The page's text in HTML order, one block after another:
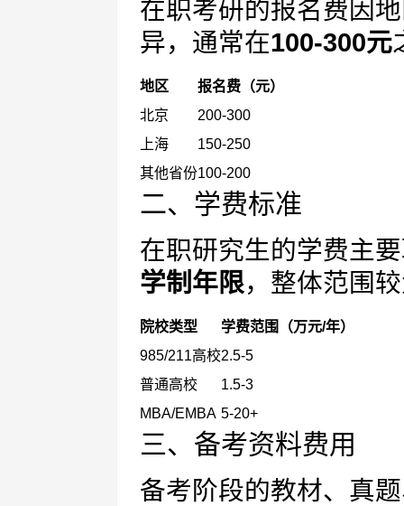
在职考研的报名费因
异，通常在100-300元
地区
报名费（元）
北京
200-300
上海
150-250
其他省份100-200
二、学费标准
在职研究生的学费主
学制年限，整体范围
院校类型
学费范围（万元/年）
985/211高校2.5-5
普通高校
1.5-3
MBA/EMBA 5-20+
三、备考资料费用
备考阶段的教材、真